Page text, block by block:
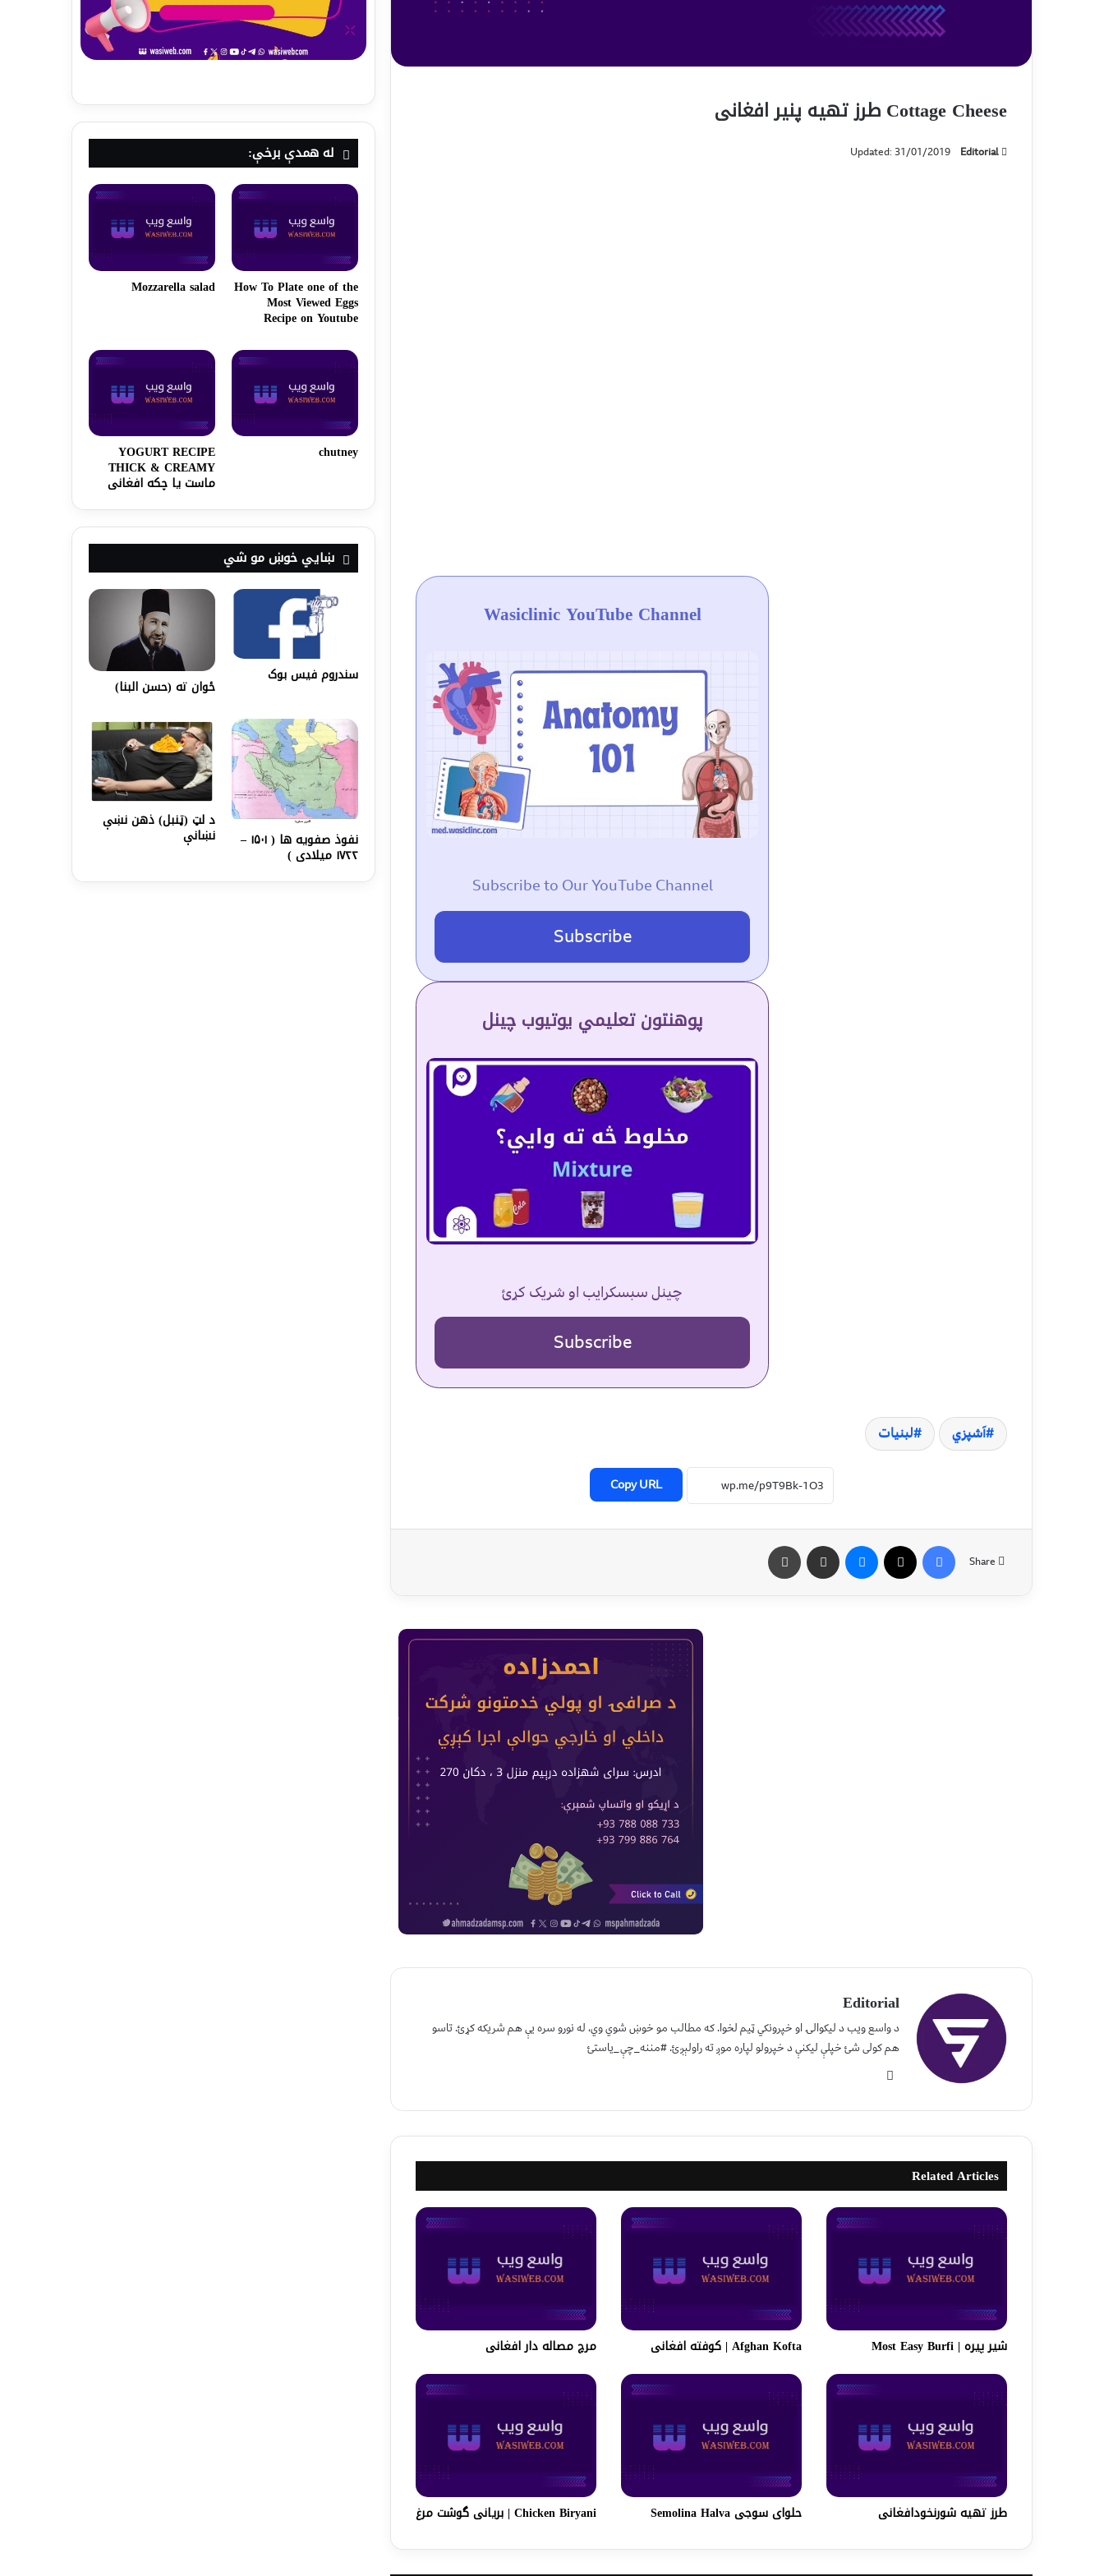
Cottage Cheese طرز تهیه پنیر افغانی
Editorial
Updated: 31/01/2019
Wasiclinic YouTube Channel
Subscribe to Our YouTube Channel
Subscribe
پوهنتون تعلیمي یوتیوب چینل
چینل سبسکرایب او شریک کړئ
Subscribe
آشپزي لبنیات
Copy URL
Share
Editorial
د واسع ویب د لیکوالۍ او خپرونکي ټیم لخوا. که مطالب مو خوښ شوي وي، له نورو سره یې هم شریکه کړئ. تاسو
هم کولی شئ خپلې لیکنې د خپرولو لپاره موږ ته راولېږئ. #مننه_چې_یاستئ
Related Articles
شیر پیره | Most Easy Burfi Afghan Kofta | کوفته افغانی مرچ مصاله دار افغانی
طرز تهیه شورنخودافغانی حلواى سوجى Semolina Halva Chicken Biryani | بریانی گوشت مرغ
له همدې برخې:
How To Plate one of the
Most Viewed Eggs
Recipe on Youtube
Mozzarella salad
chutney
YOGURT RECIPE
THICK & CREAMY
ماست یا چکه افغانی
ښايي خوښ مو شي
سندروم فیس بوک
ځوان ته (حسن البنا)
نفوذ صفویه ها ( ۱۵۰۱ –
۱۷۲۲ میلادی )
د لټ (ټنبل) ذهن نښې
نښانې